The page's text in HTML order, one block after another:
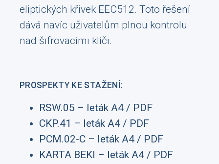
eliptických křivek EEC512. Toto řešení
dává navíc uživatelům plnou kontrolu
nad šifrovacími klíči.
PROSPEKTY KE STAŽENÍ:
RSW.05 – leták A4 / PDF
CKP.41 – leták A4 / PDF
PCM.02-C – leták A4 / PDF
KARTA BEKI – leták A4 / PDF